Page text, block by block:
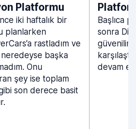
Platformu
iki haftalık bir
planlarken
rastladım ve
başka
Onu
şey ise toplam
son derece basit
Başlıca
sonra
güvenilir
devam